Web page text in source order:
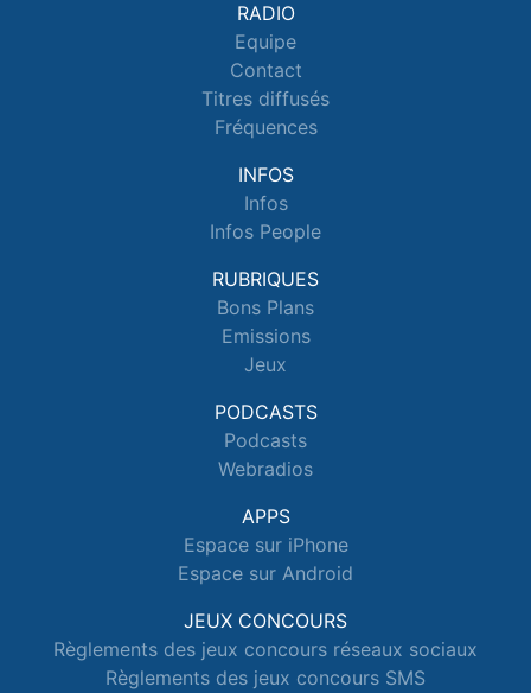
RADIO
Equipe
Contact
Titres diffusés
Fréquences
INFOS
Infos
Infos People
RUBRIQUES
Bons Plans
Emissions
Jeux
PODCASTS
Podcasts
Webradios
APPS
Espace sur iPhone
Espace sur Android
JEUX CONCOURS
Règlements des jeux concours réseaux sociaux
Règlements des jeux concours SMS